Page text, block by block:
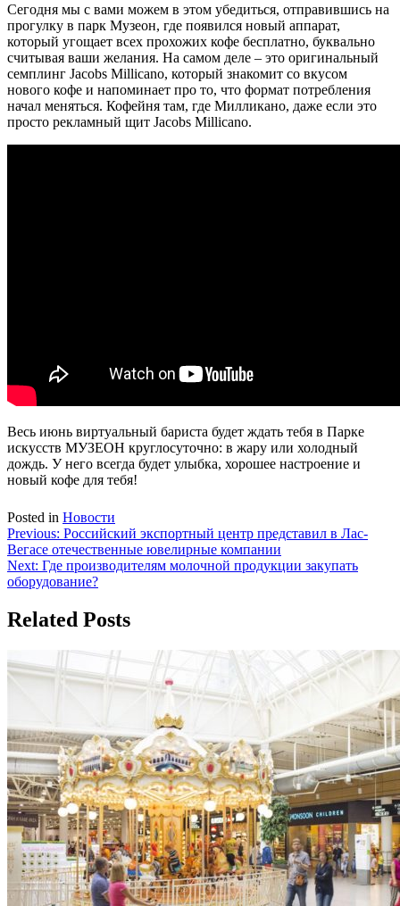
Сегодня мы с вами можем в этом убедиться, отправившись на
прогулку в парк Музеон, где появился новый аппарат,
который угощает всех прохожих кофе бесплатно, буквально
считывая ваши желания. На самом деле – это оригинальный
семплинг Jacobs Millicano, который знакомит со вкусом
нового кофе и напоминает про то, что формат потребления
начал меняться. Кофейня там, где Милликано, даже если это
просто рекламный щит Jacobs Millicano.
Весь июнь виртуальный бариста будет ждать тебя в Парке
искусств МУЗЕОН круглосуточно: в жару или холодный
дождь. У него всегда будет улыбка, хорошее настроение и
новый кофе для тебя!
Posted in Новости
Навигация
по
записям
Previous: Российский экспортный центр представил в Лас-
Вегасе отечественные ювелирные компании
Next: Где производителям молочной продукции закупать
оборудование?
Related Posts